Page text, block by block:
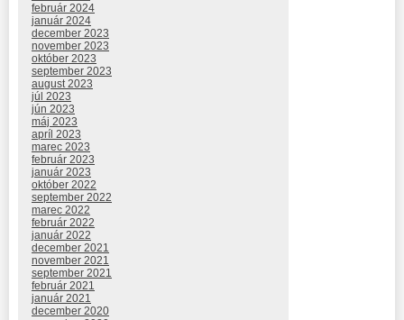
február 2024
január 2024
december 2023
november 2023
október 2023
september 2023
august 2023
júl 2023
jún 2023
máj 2023
apríl 2023
marec 2023
február 2023
január 2023
október 2022
september 2022
marec 2022
február 2022
január 2022
december 2021
november 2021
september 2021
február 2021
január 2021
december 2020